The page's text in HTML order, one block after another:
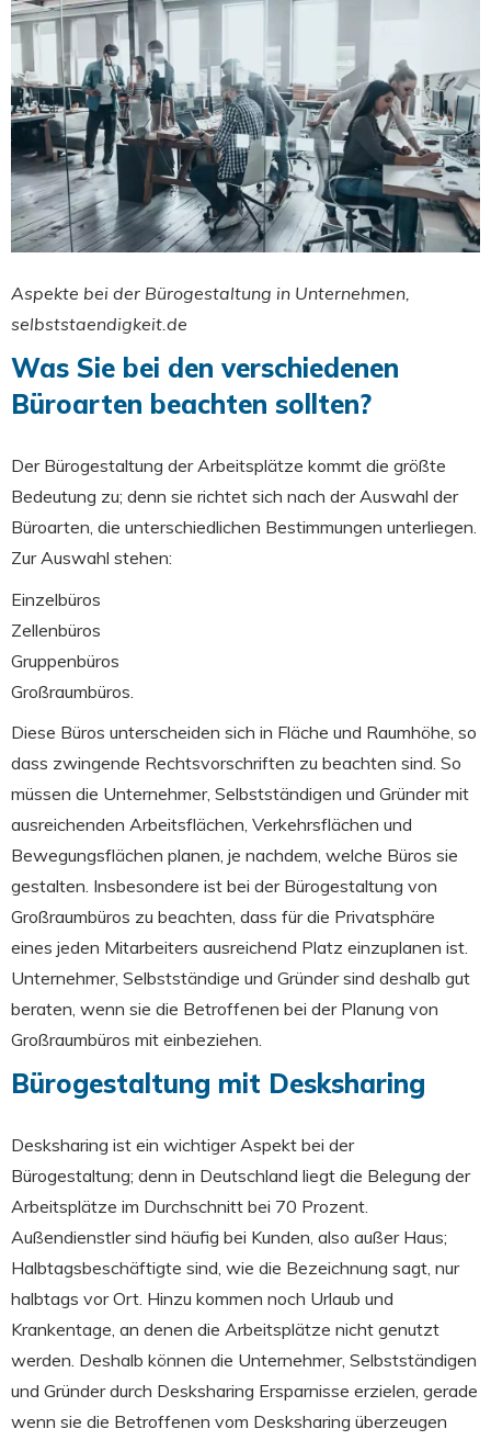
Aspekte bei der Bürogestaltung in Unternehmen,
selbststaendigkeit.de
Was Sie bei den verschiedenen
Büroarten beachten sollten?
Der Bürogestaltung der Arbeitsplätze kommt die größte
Bedeutung zu; denn sie richtet sich nach der Auswahl der
Büroarten, die unterschiedlichen Bestimmungen unterliegen.
Zur Auswahl stehen:
Einzelbüros
Zellenbüros
Gruppenbüros
Großraumbüros.
Diese Büros unterscheiden sich in Fläche und Raumhöhe, so
dass zwingende Rechtsvorschriften zu beachten sind. So
müssen die Unternehmer, Selbstständigen und Gründer mit
ausreichenden Arbeitsflächen, Verkehrsflächen und
Bewegungsflächen planen, je nachdem, welche Büros sie
gestalten. Insbesondere ist bei der Bürogestaltung von
Großraumbüros zu beachten, dass für die Privatsphäre
eines jeden Mitarbeiters ausreichend Platz einzuplanen ist.
Unternehmer, Selbstständige und Gründer sind deshalb gut
beraten, wenn sie die Betroffenen bei der Planung von
Großraumbüros mit einbeziehen.
Bürogestaltung mit Desksharing
Desksharing ist ein wichtiger Aspekt bei der
Bürogestaltung; denn in Deutschland liegt die Belegung der
Arbeitsplätze im Durchschnitt bei 70 Prozent.
Außendienstler sind häufig bei Kunden, also außer Haus;
Halbtagsbeschäftigte sind, wie die Bezeichnung sagt, nur
halbtags vor Ort. Hinzu kommen noch Urlaub und
Krankentage, an denen die Arbeitsplätze nicht genutzt
werden. Deshalb können die Unternehmer, Selbstständigen
und Gründer durch Desksharing Ersparnisse erzielen, gerade
wenn sie die Betroffenen vom Desksharing überzeugen